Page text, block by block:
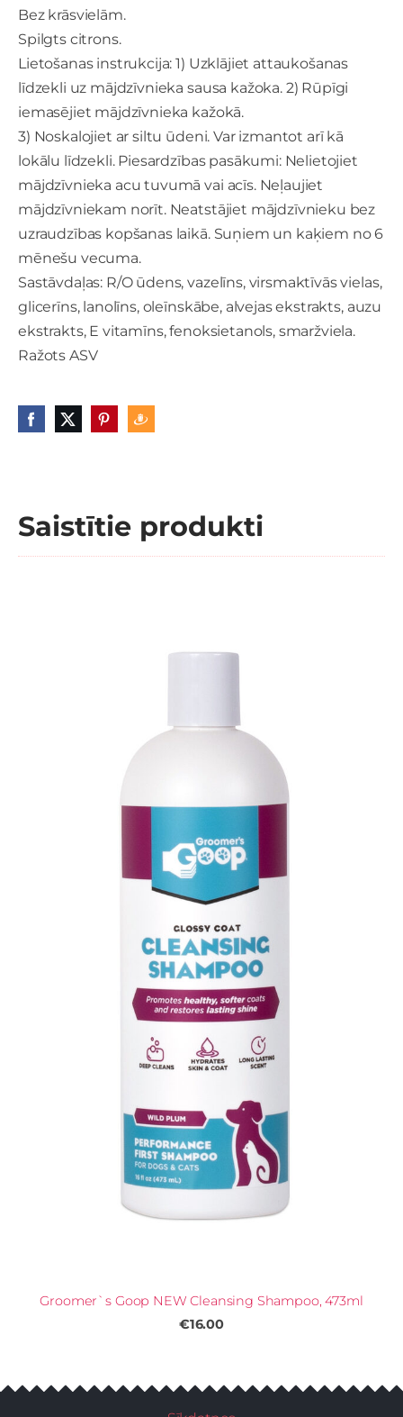
Bez krāsvielām.
Spilgts citrons.
Lietošanas instrukcija: 1) Uzklājiet attaukošanas
līdzekli uz mājdzīvnieka sausa kažoka. 2) Rūpīgi
iemasējiet mājdzīvnieka kažokā.
3) Noskalojiet ar siltu ūdeni. Var izmantot arī kā
lokālu līdzekli. Piesardzības pasākumi: Nelietojiet
mājdzīvnieka acu tuvumā vai acīs. Neļaujiet
mājdzīvniekam norīt. Neatstājiet mājdzīvnieku bez
uzraudzības kopšanas laikā. Suņiem un kaķiem no 6
mēnešu vecuma.
Sastāvdaļas: R/O ūdens, vazelīns, virsmaktīvās vielas,
glicerīns, lanolīns, oleīnskābe, alvejas ekstrakts, auzu
ekstrakts, E vitamīns, fenoksietanols, smaržviela.
Ražots ASV
Saistītie produkti
Groomer`s Goop NEW Cleansing Shampoo, 473ml
€16.00